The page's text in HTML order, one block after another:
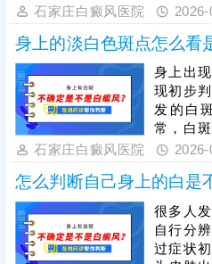
点状或
融合，
肉眼观
斑疾病
等科学
癜风危
结合自
体病情
石家庄白癜风医院
身上的淡白色斑点怎么看
身上出
现初步
发的白
常，白
粗糙，
痒、疼
斑具备
粉色小
仅凭肉
灯、皮
断。若
石家庄白癜风医院
怎么判断自己身上的白是
很多人
自行分
过症状